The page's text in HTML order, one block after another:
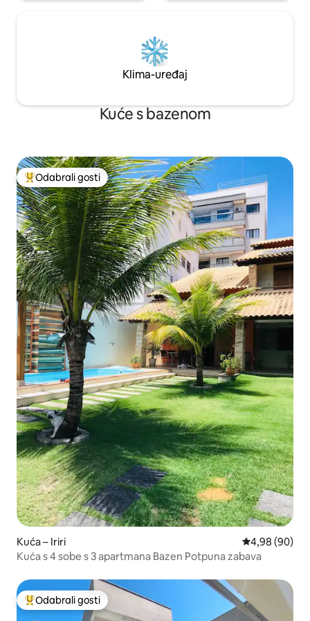
Klima-uređaj
Kuće s bazenom
Među najviše rangiranima s oznakom „Odabrali gosti”
Odabrali gosti
Kuća – Iriri Prosječna
4,98 (90)
Kuća s 4 sobe s 3 apartmana Bazen Potpuna zabava
Među najviše rangiranima s oznakom „Odabrali gosti”
Odabrali gosti